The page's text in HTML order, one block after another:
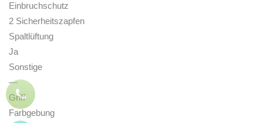
Einbruchschutz
2 Sicherheitszapfen
Spaltlüftung
Ja
Sonstige
—
Griff
Farbgebung